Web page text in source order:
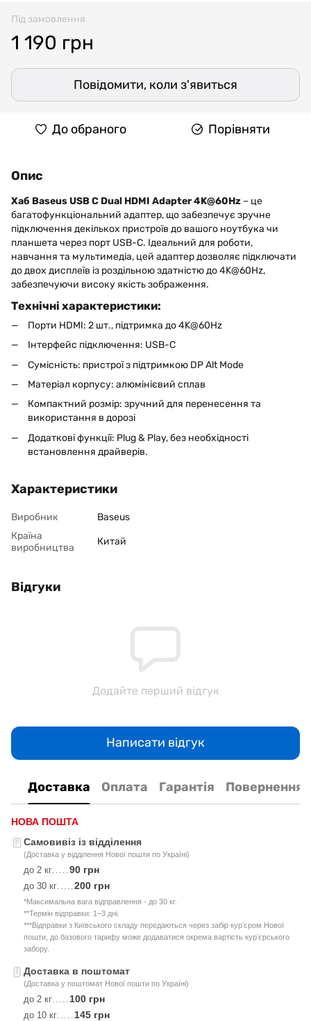
Під замовлення
1 190 грн
Повідомити, коли з'явиться
До обраного Порівняти
Опис
Хаб Baseus USB C Dual HDMI Adapter 4K@60Hz – це
багатофункціональний адаптер, що забезпечує зручне
підключення декількох пристроїв до вашого ноутбука чи
планшета через порт USB-C. Ідеальний для роботи,
навчання та мультимедіа, цей адаптер дозволяє підключати
до двох дисплеїв із роздільною здатністю до 4K@60Hz,
забезпечуючи високу якість зображення.
Технічні характеристики:
Порти HDMI: 2 шт., підтримка до 4K@60Hz
Інтерфейс підключення: USB-C
Сумісність: пристрої з підтримкою DP Alt Mode
Матеріал корпусу: алюмінієвий сплав
Компактний розмір: зручний для перенесення та
використання в дорозі
Додаткові функції: Plug & Play, без необхідності
встановлення драйверів.
Характеристики
Виробник
Baseus
Країна
виробництва
Китай
Відгуки
Додайте перший відгук
Написати відгук
Доставка Оплата Гарантія Повернення
НОВА ПОШТА
Самовивіз із відділення
(Доставка у відділення Нової пошти по Україні)
до 2 кг 90 грн
до 30 кг 200 грн
*Максимальна вага відправлення - до 30 кг.
**Термін відправки: 1–3 дні.
***Відправки з Київського складу передаються через забір курʼєром Нової
пошти, до базового тарифу може додаватися окрема вартість курʼєрського
забору.
Доставка в поштомат
(Доставка у поштомат Нової пошти по Україні)
до 2 кг 100 грн
до 10 кг 145 грн